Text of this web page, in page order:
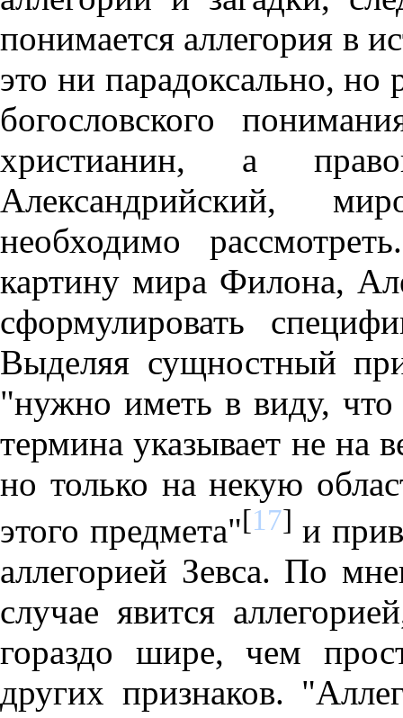
понимается аллегория в
это ни парадоксально, но
богословского
христианин, а
Александрийский,
необходимо
картину мира Филона,
сформулировать
Выделяя сущностный
"нужно иметь в виду,
термина указывает не на
но только на некую
этого предмета"[17] и
аллегорией Зевса. По
случае явится
гораздо шире, чем
других признаков.